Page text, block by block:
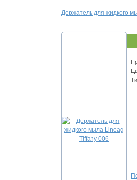
Держатель для жидкого